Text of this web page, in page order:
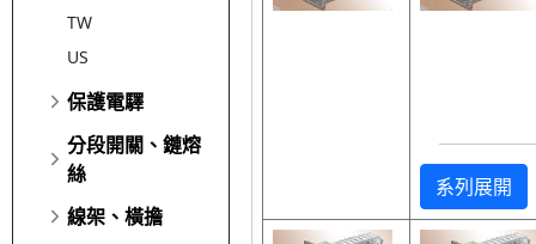
TW
US
保護電驛
分段開關、鏈熔
絲
線架、橫擔
系列展開